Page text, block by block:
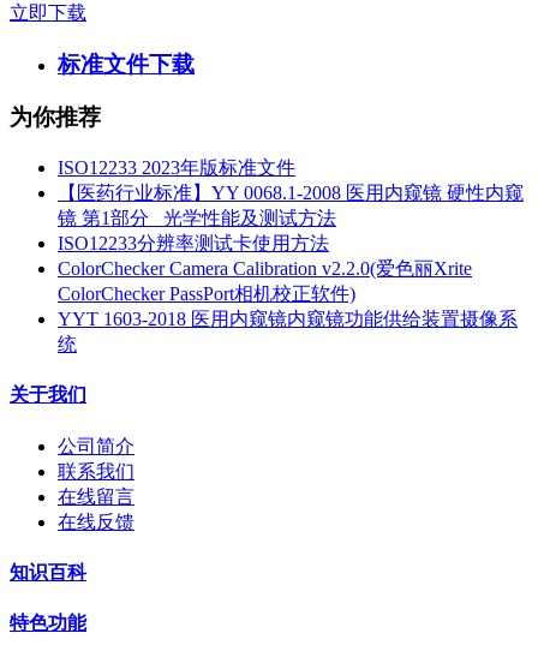
立即下载
标准文件下载
为你推荐
ISO12233 2023年版标准文件
【医药行业标准】YY 0068.1-2008 医用内窥镜 硬性内窥
镜 第1部分_ 光学性能及测试方法
ISO12233分辨率测试卡使用方法
ColorChecker Camera Calibration v2.2.0(爱色丽Xrite
ColorChecker PassPort相机校正软件)
YYT 1603-2018 医用内窥镜内窥镜功能供给装置摄像系
统
关于我们
公司简介
联系我们
在线留言
在线反馈
知识百科
特色功能